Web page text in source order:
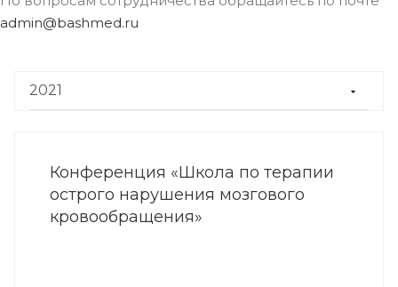
admin@bashmed.ru
Конференция «Школа по терапии
острого нарушения мозгового
кровообращения»